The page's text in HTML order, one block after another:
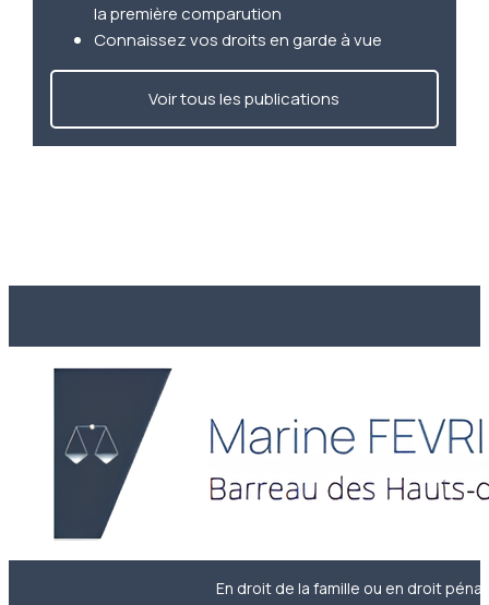
la première comparution
Connaissez vos droits en garde à vue
Voir tous les publications
En droit de la famille ou en droit